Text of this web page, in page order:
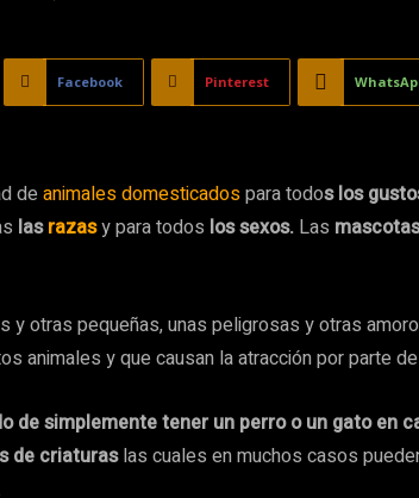
Facebook Pinterest
de animales domesticadospara todos los
lasrazasy para todos los sexos. Las
y otras pequeñas, unas peligrosas y otras
animales y que causan la atracción por parte
de simplemente tener un perro o un gato en
de criaturaslas cuales en muchos casos